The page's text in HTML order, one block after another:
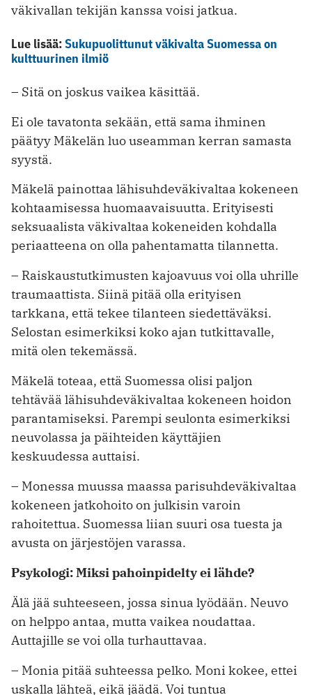
väkivallan tekijän kanssa voisi jatkua.
Lue lisää:Sukupuolittunut väkivalta Suomessa on
kulttuurinen ilmiö
– Sitä on joskus vaikea käsittää.
Ei ole tavatonta sekään, että sama ihminen
päätyy Mäkelän luo useamman kerran samasta
syystä.
Mäkelä painottaa lähisuhdeväkivaltaa kokeneen
kohtaamisessa huomaavaisuutta. Erityisesti
seksuaalista väkivaltaa kokeneiden kohdalla
periaatteena on olla pahentamatta tilannetta.
– Raiskaustutkimusten kajoavuus voi olla uhrille
traumaattista. Siinä pitää olla erityisen
tarkkana, että tekee tilanteen siedettäväksi.
Selostan esimerkiksi koko ajan tutkittavalle,
mitä olen tekemässä.
Mäkelä toteaa, että Suomessa olisi paljon
tehtävää lähisuhdeväkivaltaa kokeneen hoidon
parantamiseksi. Parempi seulonta esimerkiksi
neuvolassa ja päihteiden käyttäjien
keskuudessa auttaisi.
– Monessa muussa maassa parisuhdeväkivaltaa
kokeneen jatkohoito on julkisin varoin
rahoitettua. Suomessa liian suuri osa tuesta ja
avusta on järjestöjen varassa.
Psykologi: Miksi pahoinpidelty ei lähde?
Älä jää suhteeseen, jossa sinua lyödään. Neuvo
on helppo antaa, mutta vaikea noudattaa.
Auttajille se voi olla turhauttavaa.
– Monia pitää suhteessa pelko. Moni kokee, ettei
uskalla lähteä, eikä jäädä. Voi tuntua